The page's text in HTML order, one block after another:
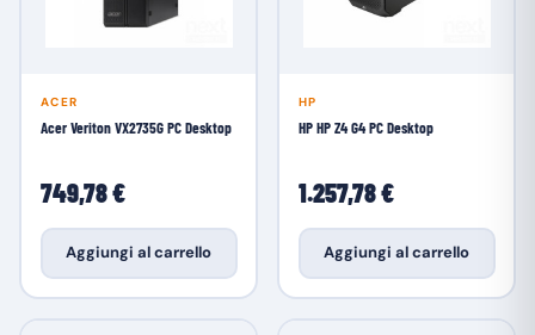
ACER
Acer Veriton VX2735G PC Desktop
749,78 €
Aggiungi al carrello
HP
HP HP Z4 G4 PC Desktop
1.257,78 €
Aggiungi al carrello